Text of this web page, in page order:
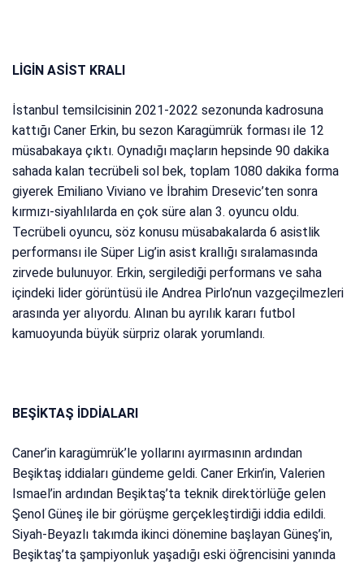
LİGİN ASİST KRALI
İstanbul temsilcisinin 2021-2022 sezonunda kadrosuna
kattığı Caner Erkin, bu sezon Karagümrük forması ile 12
müsabakaya çıktı. Oynadığı maçların hepsinde 90 dakika
sahada kalan tecrübeli sol bek, toplam 1080 dakika forma
giyerek Emiliano Viviano ve İbrahim Dresevic’ten sonra
kırmızı-siyahlılarda en çok süre alan 3. oyuncu oldu.
Tecrübeli oyuncu, söz konusu müsabakalarda 6 asistlik
performansı ile Süper Lig’in asist krallığı sıralamasında
zirvede bulunuyor. Erkin, sergilediği performans ve saha
içindeki lider görüntüsü ile Andrea Pirlo’nun vazgeçilmezleri
arasında yer alıyordu. Alınan bu ayrılık kararı futbol
kamuoyunda büyük sürpriz olarak yorumlandı.
BEŞİKTAŞ İDDİALARI
Caner’in karagümrük’le yollarını ayırmasının ardından
Beşiktaş iddiaları gündeme geldi. Caner Erkin’in, Valerien
Ismael’in ardından Beşiktaş’ta teknik direktörlüğe gelen
Şenol Güneş ile bir görüşme gerçekleştirdiği iddia edildi.
Siyah-Beyazlı takımda ikinci dönemine başlayan Güneş’in,
Beşiktaş’ta şampiyonluk yaşadığı eski öğrencisini yanında